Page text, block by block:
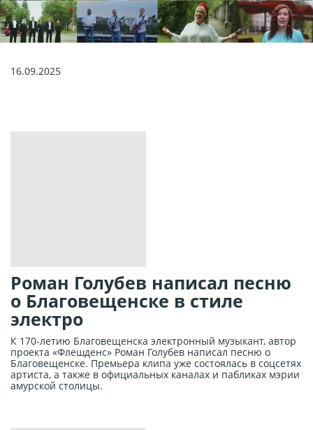
16.09.2025
Роман Голубев написал песню
о Благовещенске в стиле
электро
К 170-летию Благовещенска электронный музыкант, автор
проекта «Флешденс» Роман Голубев написал песню о
Благовещенске. Премьера клипа уже состоялась в соцсетях
артиста, а также в официальных каналах и пабликах мэрии
амурской столицы.